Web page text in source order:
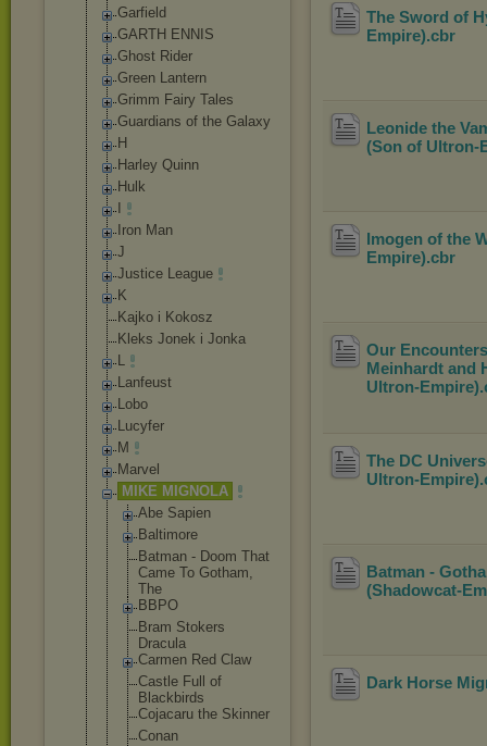
Garfield
GARTH ENNIS
Ghost Rider
Green Lantern
Grimm Fairy Tales
Guardians of the Galaxy
H
Harley Quinn
Hulk
Iron Man
J
Justice League
K
Kajko i Kokosz
Kleks Jonek i Jonka
L
Lanfeust
Lobo
Lucyfer
M
Marvel
MIKE MIGNOLA
Abe Sapien
Baltimore
Batman - Doom That
Came To Gotham,
The
BBPO
Bram Stokers
Dracula
Carmen Red Claw
Castle Full of
Blackbirds
Cojacaru the Skinner
Conan
The Sword of
Empire).cbr
Leonide the
(Son of Ultron-
Imogen of the
Empire).cbr
Our
Meinhardt and
Ultron-Empire)
The DC
Ultron-Empire)
Batman -
(Shadowcat-
Dark Horse